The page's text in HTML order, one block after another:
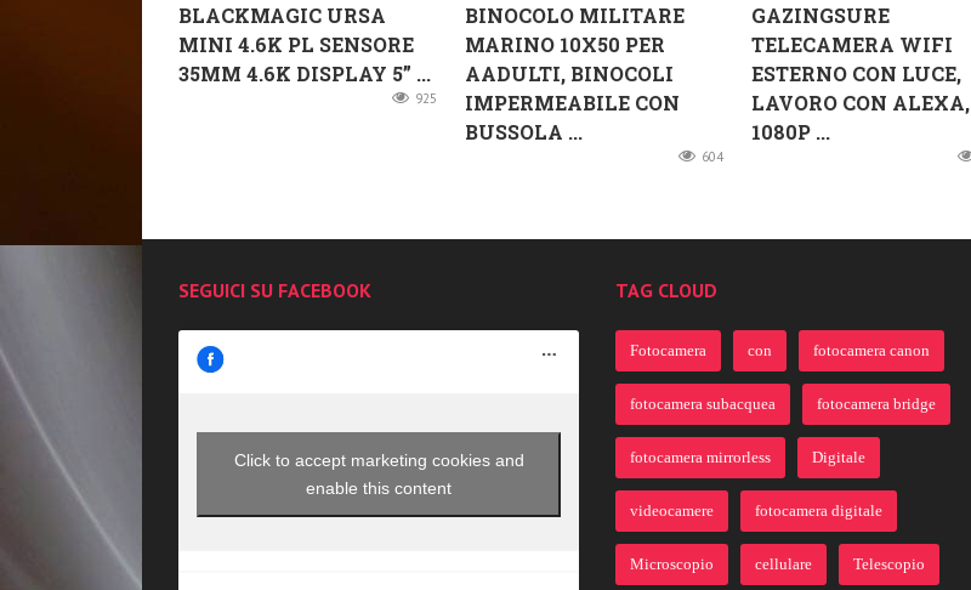
BLACKMAGIC URSA
MINI 4.6K PL SENSORE
35MM 4.6K DISPLAY 5” ...
925
BINOCOLO MILITARE
MARINO 10X50 PER
AADULTI, BINOCOLI
IMPERMEABILE CON
BUSSOLA ...
604
GAZINGSURE
TELECAMERA WIFI
ESTERNO CON LUCE,
LAVORO CON ALEXA,
1080P ...
SEGUICI SU FACEBOOK
Click to accept marketing cookies and
enable this content
TAG CLOUD
Fotocamera con fotocamera canon
fotocamera subacquea fotocamera bridge
fotocamera mirrorless Digitale
videocamere fotocamera digitale
Microscopio cellulare Telescopio